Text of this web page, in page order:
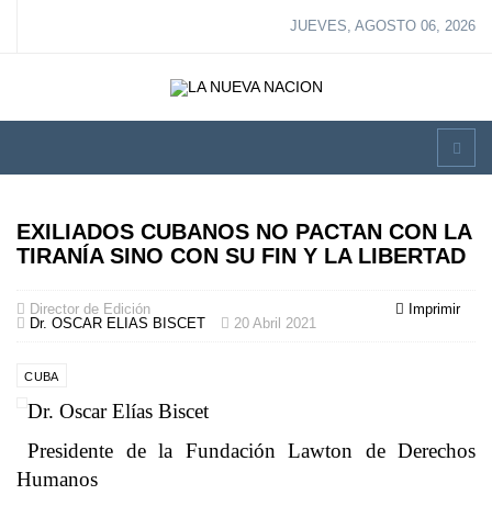
JUEVES, AGOSTO 06, 2026
EXILIADOS CUBANOS NO PACTAN CON LA
TIRANÍA SINO CON SU FIN Y LA LIBERTAD
Imprimir
Director de Edición
Dr. OSCAR ELIAS BISCET
20 Abril 2021
CUBA
Dr. Oscar Elías Biscet
Presidente de la Fundación Lawton de Derechos
Humanos